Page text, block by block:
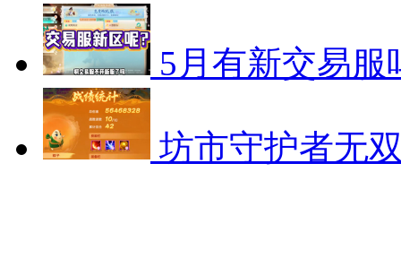
5月有新交易服
坊市守护者无